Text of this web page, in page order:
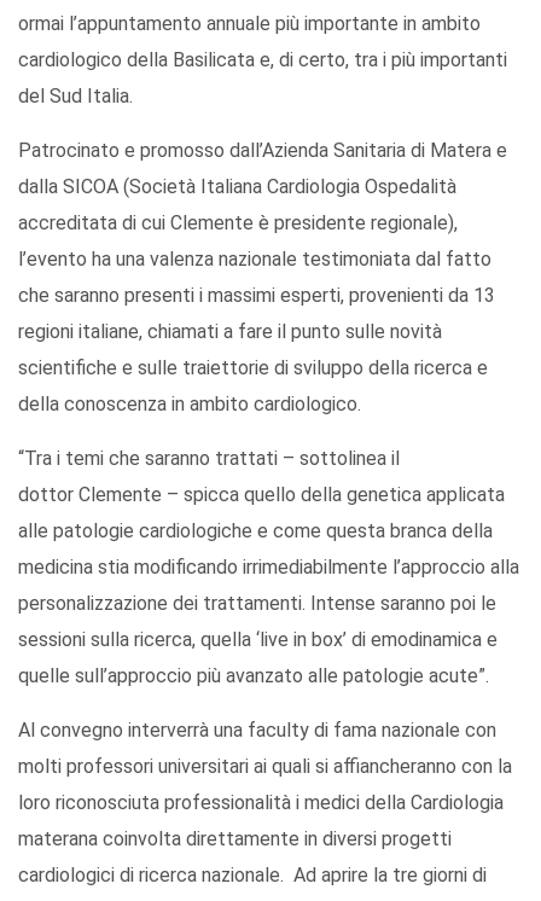
ormai l’appuntamento annuale più importante in ambito
cardiologico della Basilicata e, di certo, tra i più importanti
del Sud Italia.
Patrocinato e promosso dall’Azienda Sanitaria di Matera e
dalla SICOA (Società Italiana Cardiologia Ospedalità
accreditata di cui Clemente è presidente regionale),
l’evento ha una valenza nazionale testimoniata dal fatto
che saranno presenti i massimi esperti, provenienti da 13
regioni italiane, chiamati a fare il punto sulle novità
scientifiche e sulle traiettorie di sviluppo della ricerca e
della conoscenza in ambito cardiologico.
“Tra i temi che saranno trattati – sottolinea il
dottor Clemente – spicca quello della genetica applicata
alle patologie cardiologiche e come questa branca della
medicina stia modificando irrimediabilmente l’approccio alla
personalizzazione dei trattamenti. Intense saranno poi le
sessioni sulla ricerca, quella ‘live in box’ di emodinamica e
quelle sull’approccio più avanzato alle patologie acute”.
Al convegno interverrà una faculty di fama nazionale con
molti professori universitari ai quali si affiancheranno con la
loro riconosciuta professionalità i medici della Cardiologia
materana coinvolta direttamente in diversi progetti
cardiologici di ricerca nazionale. Ad aprire la tre giorni di